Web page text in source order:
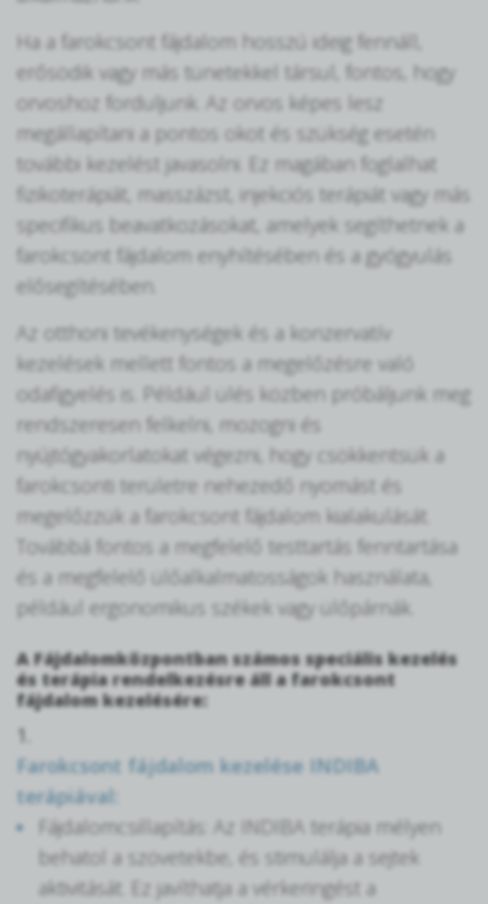
Ha a farokcsont fájdalom hosszú ideig fennáll,
erősödik vagy más tünetekkel társul, fontos, hogy
orvoshoz forduljunk. Az orvos képes lesz
megállapítani a pontos okot és szükség esetén
további kezelést javasolni. Ez magában foglalhat
fizikoterápiát, masszázst, injekciós terápiát vagy más
specifikus beavatkozásokat, amelyek segíthetnek a
farokcsont fájdalom enyhítésében és a gyógyulás
elősegítésében.
Az otthoni tevékenységek és a konzervatív
kezelések mellett fontos a megelőzésre való
odafigyelés is. Például ülés közben próbáljunk meg
rendszeresen felkelni, mozogni és
nyújtógyakorlatokat végezni, hogy csökkentsük a
farokcsonti területre nehezedő nyomást és
megelőzzük a farokcsont fájdalom kialakulását.
Továbbá fontos a megfelelő testtartás fenntartása
és a megfelelő ülőalkalmatosságok használata,
például ergonomikus székek vagy ülőpárnák.
A Fájdalomközpontban számos speciális kezelés
és terápia rendelkezésre áll a farokcsont
fájdalom kezelésére:
1.
Farokcsont fájdalom kezelése INDIBA
terápiával:
Fájdalomcsillapítás: Az INDIBA terápia mélyen
behatol a szövetekbe, és stimulálja a sejtek
aktivitását. Ez javíthatja a vérkeringést a